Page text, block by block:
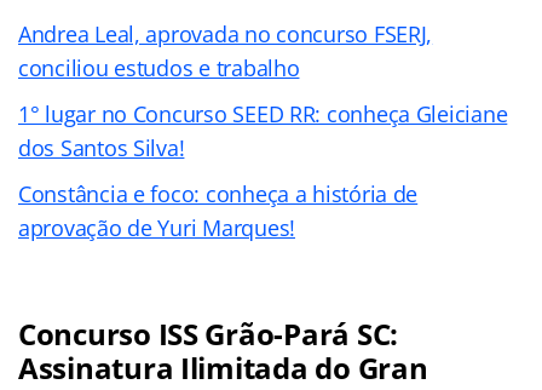
Andrea Leal, aprovada no concurso FSERJ,
conciliou estudos e trabalho
1° lugar no Concurso SEED RR: conheça Gleiciane
dos Santos Silva!
Constância e foco: conheça a história de
aprovação de Yuri Marques!
Concurso ISS Grão-Pará SC:
Assinatura Ilimitada do Gran